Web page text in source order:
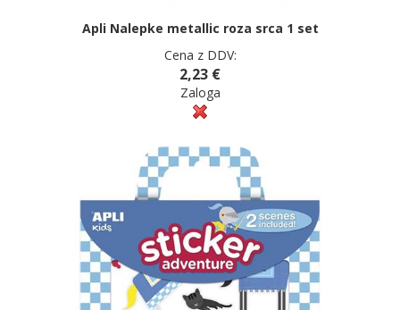
Apli Nalepke metallic roza srca 1 set
Cena z DDV:
2,23 €
Zaloga